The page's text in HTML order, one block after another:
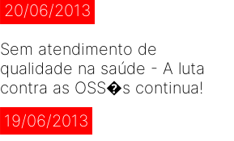
20/06/2013
Sem atendimento de
qualidade na saúde - A luta
contra as OSS�s continua!
19/06/2013